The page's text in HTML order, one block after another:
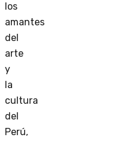
los
amantes
del
arte
y
la
cultura
del
Perú,